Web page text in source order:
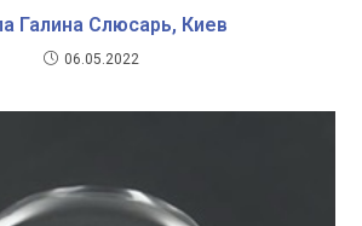
Галина Слюсарь, Киев
06.05.2022